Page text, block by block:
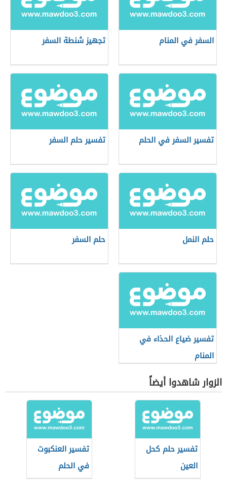
السفر في المنام تجهيز شنطة السفر
تفسير السفر في الحلم تفسير حلم السفر
حلم النمل حلم السفر
تفسير ضياع الحذاء في
المنام
الزوار شاهدوا أيضاً
تفسير حلم كحل
العين
تفسير العنكبوت
في الحلم